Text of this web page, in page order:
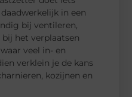
in een
bij ventileren,
het verplaatsen
veel in- en
verklein je de kans
kozijnen en